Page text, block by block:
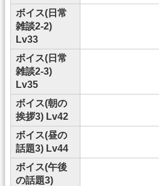
ボイス(日常
雑談2-2)
Lv33
ボイス(日常
雑談2-3)
Lv35
ボイス(朝の
挨拶3) Lv42
ボイス(昼の
話題3) Lv44
ボイス(午後
の話題3)